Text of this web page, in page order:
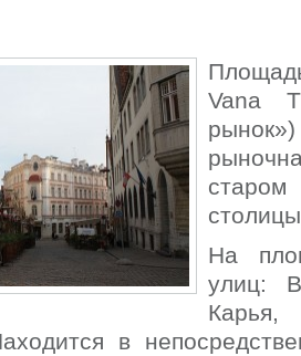
Vana
На
улиц:
Карья,
в